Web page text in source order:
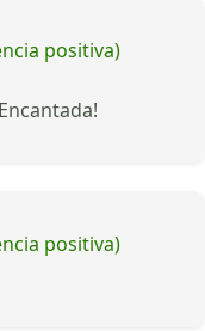
positiva)
positiva)